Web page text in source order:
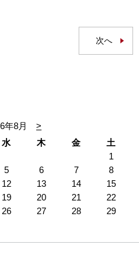
次へ
年8月
>
水 木 金
土
1
5 6 7
8
12 13 14
15
19 20 21
22
26 27 28
29